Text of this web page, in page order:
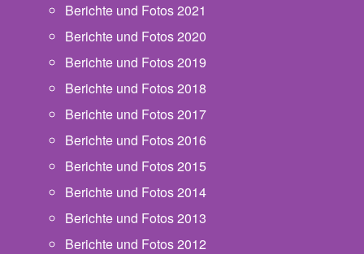
Berichte und Fotos 2021
Berichte und Fotos 2020
Berichte und Fotos 2019
Berichte und Fotos 2018
Berichte und Fotos 2017
Berichte und Fotos 2016
Berichte und Fotos 2015
Berichte und Fotos 2014
Berichte und Fotos 2013
Berichte und Fotos 2012